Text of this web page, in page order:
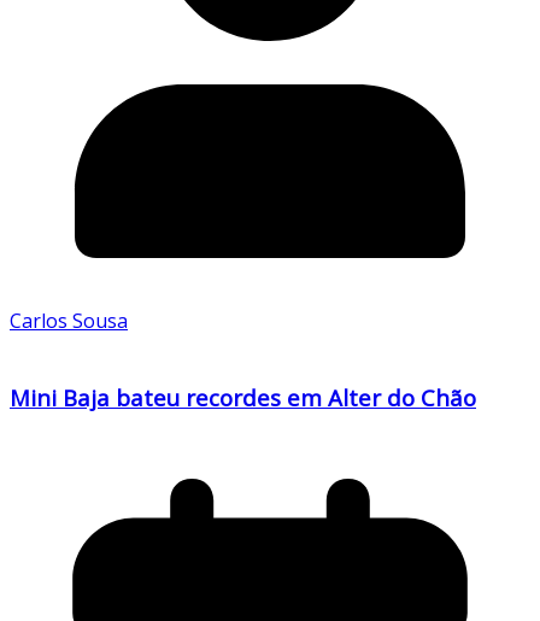
Carlos Sousa
Mini Baja bateu recordes em Alter do Chão